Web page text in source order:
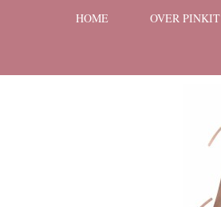
HOME OVER PINKIT